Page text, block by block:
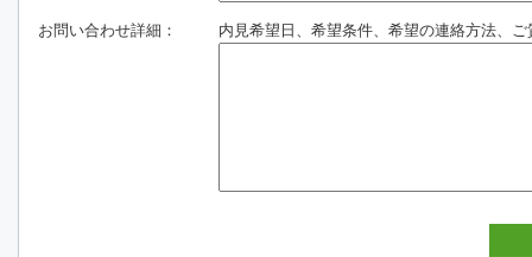
お問い合わせ詳細： 内見希望日、希望条件、希望の連絡方法、ご